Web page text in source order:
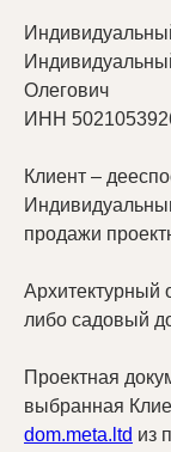
Олегович
ИНН
Клиент –
продажи
Архитектурный
либо садовый
Проектная
выбранная
dom.meta.ltd из